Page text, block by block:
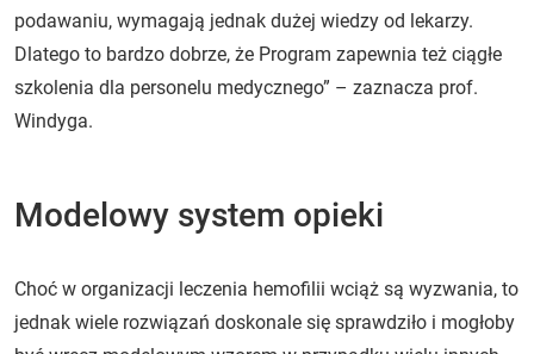
podawaniu, wymagają jednak dużej wiedzy od lekarzy.
Dlatego to bardzo dobrze, że Program zapewnia też ciągłe
szkolenia dla personelu medycznego” – zaznacza prof.
Windyga.
Modelowy system opieki
Choć w organizacji leczenia hemofilii wciąż są wyzwania, to
jednak wiele rozwiązań doskonale się sprawdziło i mogłoby